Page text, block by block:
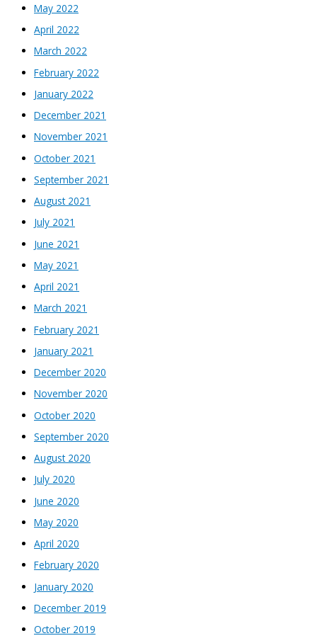
May 2022
April 2022
March 2022
February 2022
January 2022
December 2021
November 2021
October 2021
September 2021
August 2021
July 2021
June 2021
May 2021
April 2021
March 2021
February 2021
January 2021
December 2020
November 2020
October 2020
September 2020
August 2020
July 2020
June 2020
May 2020
April 2020
February 2020
January 2020
December 2019
October 2019